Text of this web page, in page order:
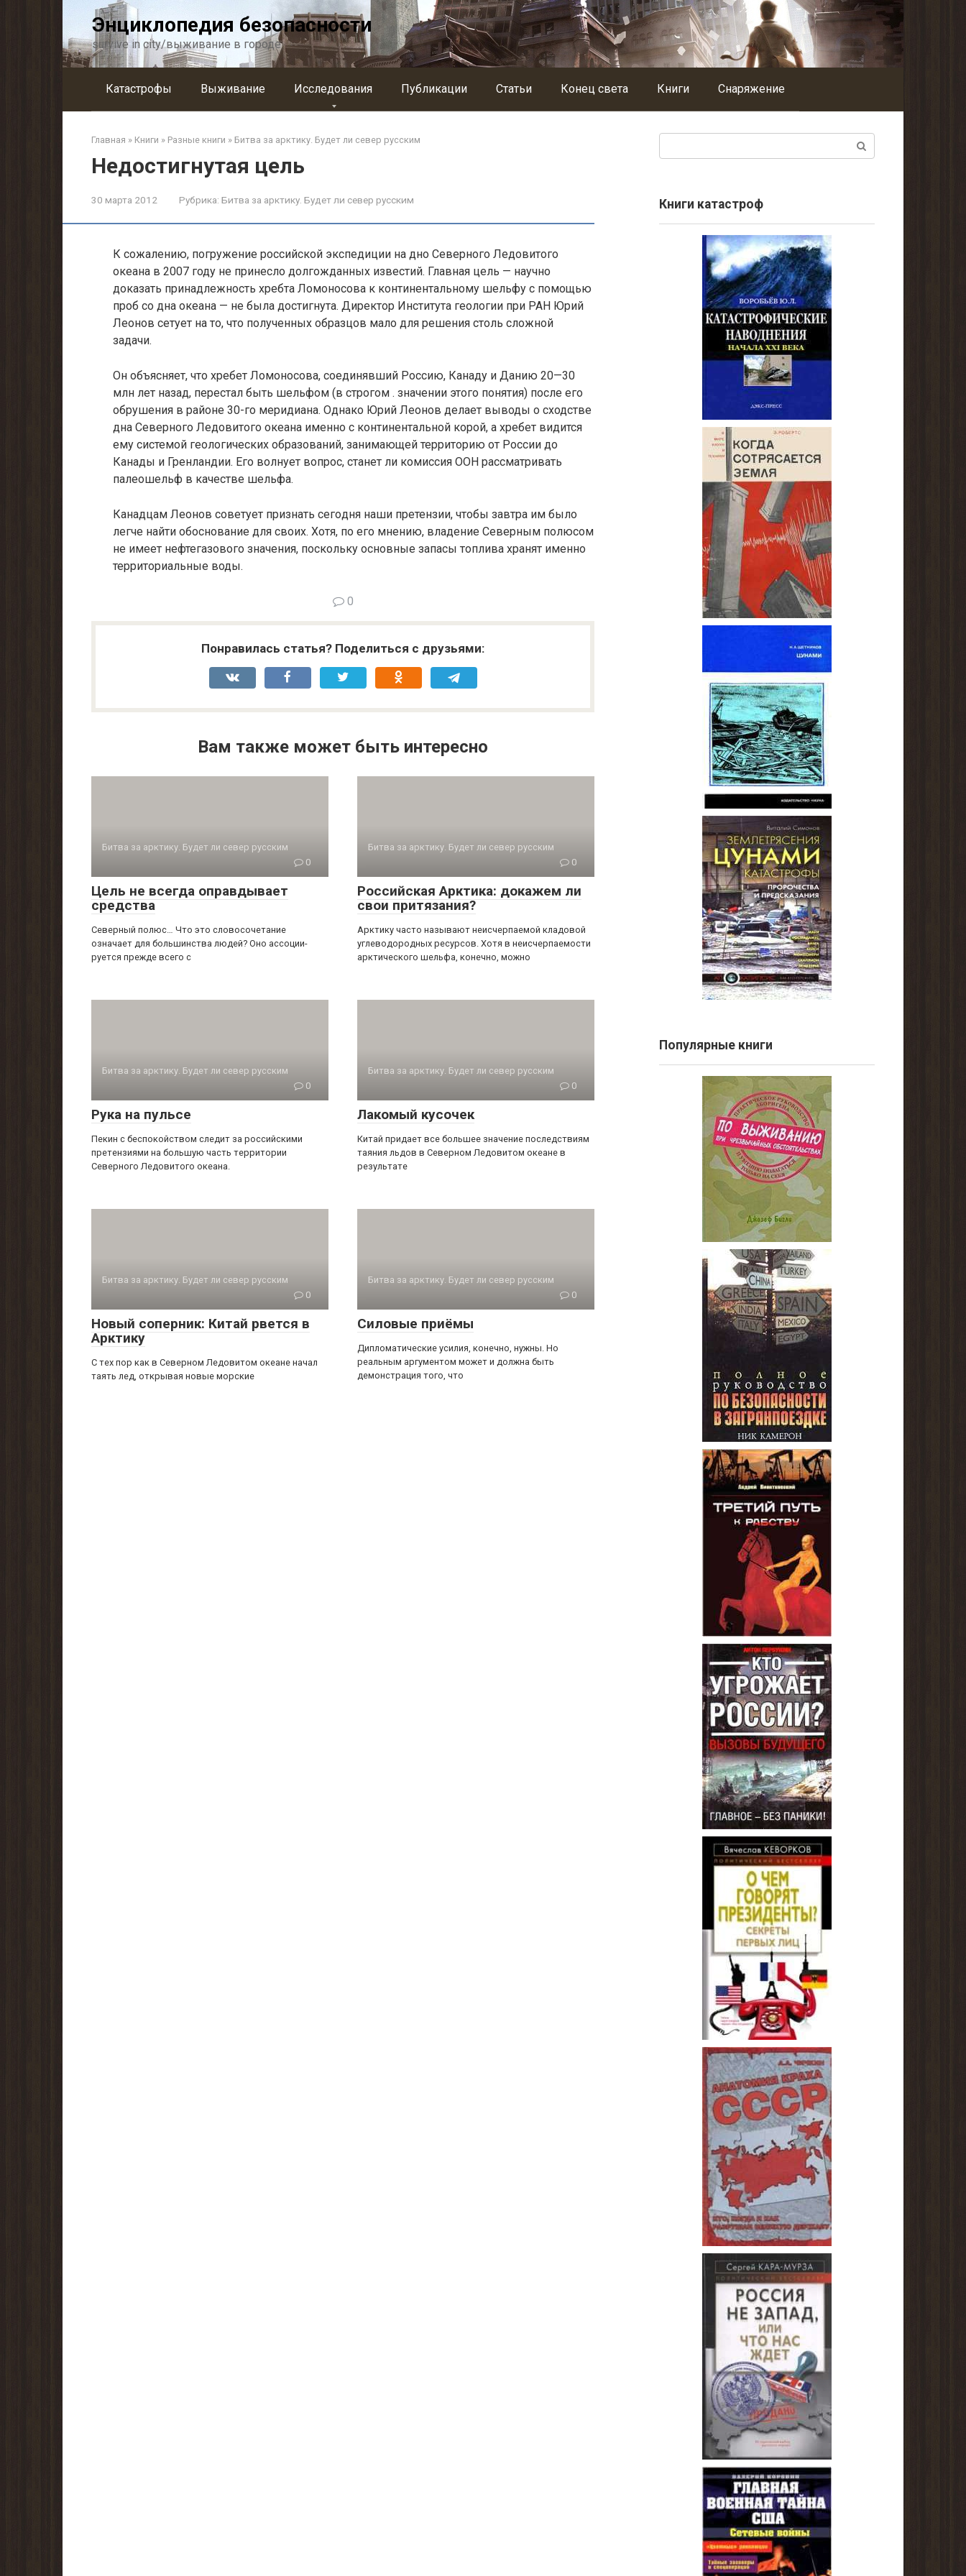
Энциклопедия безопасности
survive in city/выживание в городе
Катастрофы Выживание Исследования Публикации Статьи Конец света Книги Снаряжение
Главная » Книги » Разные книги » Битва за арктику. Будет ли север русским
Недостигнутая цель
30 марта 2012 Рубрика: Битва за арктику. Будет ли север русским
К сожалению, погружение российской экс­педиции на дно Северного Ледовитого
океана в 2007 году не принесло долгожданных известий. Главная цель — научно
доказать принадлеж­ность хребта Ломоносова к континентальному шельфу с помощью
проб со дна океана — не была достигнута. Директор Института геологии при РАН Юрий
Леонов сетует на то, что полу­ченных образцов мало для решения столь слож­ной
задачи.
Он объясняет, что хребет Ломоносова, соеди­нявший Россию, Канаду и Данию 20—30
млн лет назад, перестал быть шельфом (в строгом . значении этого понятия) после его
обрушения в районе 30-го меридиана. Однако Юрий Леонов делает выводы о сходстве
дна Северного Ледо­витого океана именно с континентальной ко­рой, а хребет видится
ему системой геологиче­ских образований, занимающей территорию от России до
Канады и Гренландии. Его волнует вопрос, станет ли комиссия ООН рассматривать
палеошельф в качестве шельфа.
Канадцам Леонов советует признать сего­дня наши претензии, чтобы завтра им было
лег­че найти обоснование для своих. Хотя, по его мнению, владение Северным полюсом
не имеет нефтегазового значения, поскольку основные запасы топлива хранят именно
территориальные воды.
0
Понравилась статья? Поделиться с друзьями:
Вам также может быть интересно
Битва за арктику. Будет ли север русским
0
Цель не всегда оправдывает
средства
Северный полюс… Что это словосочетание
означает для большинства людей? Оно ассоции­
руется прежде всего с
Битва за арктику. Будет ли север русским
0
Российская Арктика: докажем ли
свои притязания?
Арктику часто называют неисчерпаемой кла­довой
углеводородных ресурсов. Хотя в неис­черпаемости
арктического шельфа, конечно, можно
Битва за арктику. Будет ли север русским
0
Рука на пульсе
Пекин с беспокойством следит за российски­ми
претензиями на большую часть территории
Северного Ледовитого океана.
Битва за арктику. Будет ли север русским
0
Лакомый кусочек
Китай придает все большее значение послед­ствиям
таяния льдов в Северном Ледовитом океане в
результате
Битва за арктику. Будет ли север русским
0
Новый соперник: Китай рвется в
Арктику
С тех пор как в Северном Ледовитом океане начал
таять лед, открывая новые морские
Битва за арктику. Будет ли север русским
0
Силовые приёмы
Дипломатические усилия, конечно, нужны. Но
реальным аргументом может и должна быть
демонстрация того, что
Книги катастроф
Популярные книги